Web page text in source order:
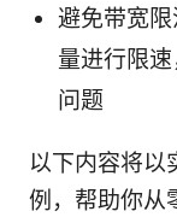
避免带宽
量进行限
问题
以下内容将以
例，帮助你从